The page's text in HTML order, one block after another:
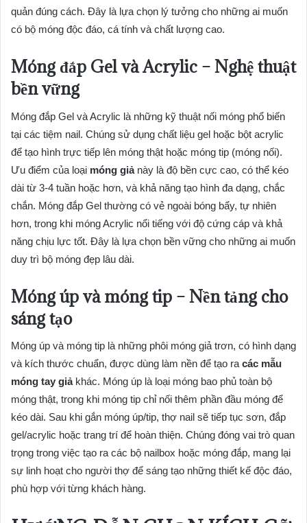
quản đúng cách. Đây là lựa chọn lý tưởng cho những ai muốn
có bộ móng độc đáo, cá tính và chất lượng cao.
Móng đắp Gel và Acrylic – Nghệ thuật
bền vững
Móng đắp Gel và Acrylic là những kỹ thuật nối móng phổ biến
tại các tiệm nail. Chúng sử dụng chất liệu gel hoặc bột acrylic
để tạo hình trực tiếp lên móng thật hoặc móng tip (móng nối).
Ưu điểm của loại móng giảnày là độ bền cực cao, có thể kéo
dài từ 3-4 tuần hoặc hơn, và khả năng tạo hình đa dạng, chắc
chắn. Móng đắp Gel thường có vẻ ngoài bóng bẩy, tự nhiên
hơn, trong khi móng Acrylic nổi tiếng với độ cứng cáp và khả
năng chịu lực tốt. Đây là lựa chọn bền vững cho những ai muốn
duy trì bộ móng đẹp lâu dài.
Móng úp và móng tip – Nền tảng cho
sáng tạo
Móng úp và móng tip là những phôi móng giả trơn, có hình dạng
và kích thước chuẩn, được dùng làm nền để tạo ra các mẫu
móng tay giảkhác. Móng úp là loại móng bao phủ toàn bộ
móng thật, trong khi móng tip chỉ nối thêm phần đầu móng để
kéo dài. Sau khi gắn móng úp/tip, thợ nail sẽ tiếp tục sơn, đắp
gel/acrylic hoặc trang trí để hoàn thiện. Chúng đóng vai trò quan
trọng trong việc tạo ra các bộ nailbox hoặc móng đắp, mang lại
sự linh hoạt cho người thợ để sáng tạo những thiết kế độc đáo,
phù hợp với từng khách hàng.